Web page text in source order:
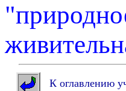
К оглавлению